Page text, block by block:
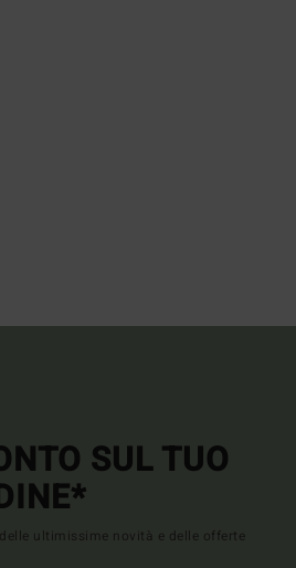
SUL TUO
ultimissime novità e delle offerte